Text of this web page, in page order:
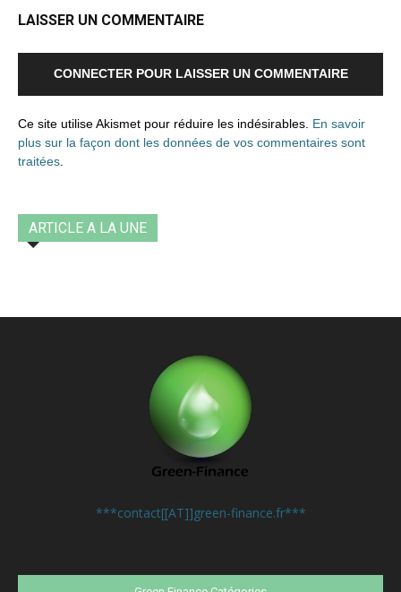
LAISSER UN COMMENTAIRE
CONNECTER POUR LAISSER UN COMMENTAIRE
Ce site utilise Akismet pour réduire les indésirables. En savoir
plus sur la façon dont les données de vos commentaires sont
traitées
ARTICLE A LA UNE
***contact[[AT]]green-finance.fr***